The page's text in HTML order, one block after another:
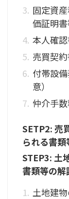
固定資
価証明
本人確認
売買契
付帯設
意）
仲介手
SETP2: 売
られる書類
STEP3: 土
書類等の解
土地建